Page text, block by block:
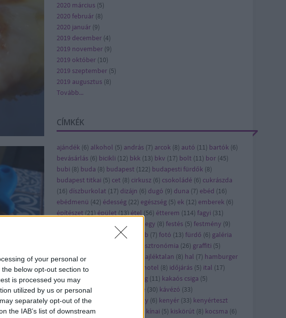
of your personal or
below opt-out section to
is processed you may
utilized by us or personal
separately opt-out of the
the IAB’s list of downstream
2020 március (5)
2020 február (8)
2020 január (9)
2019 december (4)
2019 november (9)
2019 október (10)
2019 szeptember (5)
2019 augusztus (8)
Tovább...
CÍMKÉK
ajándék (6) alkohol (5) andrás (7) arcok (8) autó (11) bartók (6)
bevásárlás (6) bicikli (12) bkk (13) bkv (17) bolt (11) bor (45)
bubi (8) buda (8) budapest (122) budapesti fürdők (8)
budapest titkai (5) cet (8) cirkusz (6) csokoládé (6) cukrászda
(16) díszburkolat (17) dizájn (6) dugó (9) duna (7) ebéd (16)
ebédmenü (42) édesség (22) egészség (5) ek (12) emberek (6)
építészet (21) épület (13) étel (56) étterem (114) fagyi (31)
ferihegy (8) festés (5) festmény (9)
43)flashmob (7) fotó (13) fürdő (6) galéria
gasztronómia (26) graffiti (5)
gyorsétterem
hajléktalan (8) hal (7) hamburger
47)hirdetés hotel (8) időjárás (5) ital (17)
japán (7) jótékonyság (11) kakaós csiga (5)
karácsony(21 kávé (30) kávézó (33)
kávézópluszvalami
kazinczy (6) kenyér (33) kenyérteszt
(12)kézműves kínai (5) kiskörút (8) kocsma (6)